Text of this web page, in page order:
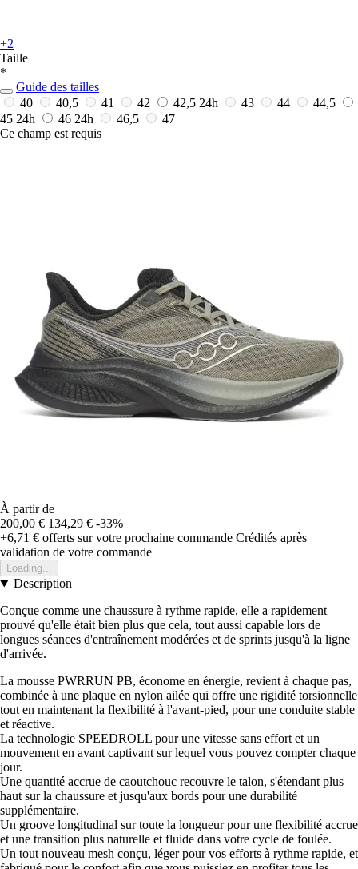
+2
Taille
*
Guide des tailles
40
40,5 41 42 42,5 24h 43 44
44,5
45 24h 46 24h 46,5
47
Ce champ est requis
À partir de
200,00 € 134,29 € -33%
+6,71 € offerts sur votre prochaine commande Crédités après
validation de votre commande
Loading...
Description
Conçue comme une chaussure à rythme rapide, elle a rapidement
prouvé qu'elle était bien plus que cela, tout aussi capable lors de
longues séances d'entraînement modérées et de sprints jusqu'à la ligne
d'arrivée.
La mousse PWRRUN PB, économe en énergie, revient à chaque pas,
combinée à une plaque en nylon ailée qui offre une rigidité torsionnelle
tout en maintenant la flexibilité à l'avant-pied, pour une conduite stable
et réactive.
La technologie SPEEDROLL pour une vitesse sans effort et un
mouvement en avant captivant sur lequel vous pouvez compter chaque
jour.
Une quantité accrue de caoutchouc recouvre le talon, s'étendant plus
haut sur la chaussure et jusqu'aux bords pour une durabilité
supplémentaire.
Un groove longitudinal sur toute la longueur pour une flexibilité accrue
et une transition plus naturelle et fluide dans votre cycle de foulée.
Un tout nouveau mesh conçu, léger pour vos efforts à rythme rapide, et